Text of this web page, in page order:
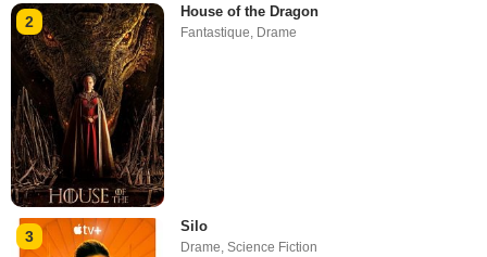
2
House of the Dragon
Fantastique, Drame
3
Silo
Drame,Science Fiction